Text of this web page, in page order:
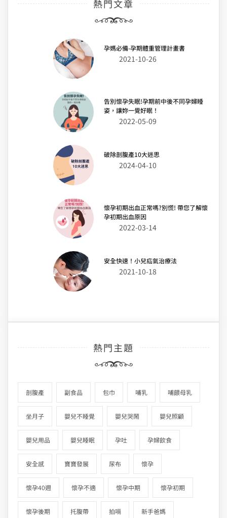
熱門文章
孕媽必備-孕期體重管理計畫書
2021-10-26
告別懷孕失眠!孕期前中後不同孕婦睡
姿，讓妳一覺好眠！
2022-05-09
破除剖腹產10大迷思
2024-04-10
懷孕初期出血正常嗎?別慌! 帶您了解懷
孕初期出血原因
2022-03-14
安全快速！小兒疝氣治療法
2021-10-18
熱門主題
剖腹產 副食品 包巾 哺乳 哺餵母乳
坐月子 嬰兒不睡覺 嬰兒哭鬧 嬰兒照顧
嬰兒用品 嬰兒睡眠 孕吐 孕婦飲食
安全感 寶寶發展 尿布 懷孕
懷孕40週 懷孕不適 懷孕中期 懷孕初期
懷孕後期 托腹帶 拍嗝 新手爸媽